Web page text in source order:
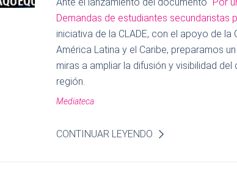
Ante el lanzamiento del documento “Por
Demandas de estudiantes secundaristas
iniciativa de la CLADE, con el apoyo de la
América Latina y el Caribe, preparamos
miras a ampliar la difusión y visibilidad
región.
Mediateca
CONTINUAR LEYENDO